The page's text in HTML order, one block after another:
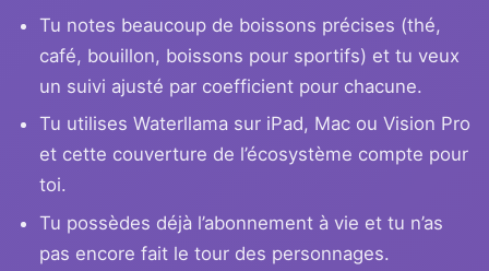
Tu notes beaucoup de boissons précises (thé,
café, bouillon, boissons pour sportifs) et tu veux
un suivi ajusté par coefficient pour chacune.
Tu utilises Waterllama sur iPad, Mac ou Vision Pro
et cette couverture de l’écosystème compte pour
toi.
Tu possèdes déjà l’abonnement à vie et tu n’as
pas encore fait le tour des personnages.